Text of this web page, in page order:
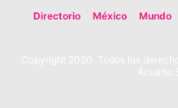
Directorio México Mundo